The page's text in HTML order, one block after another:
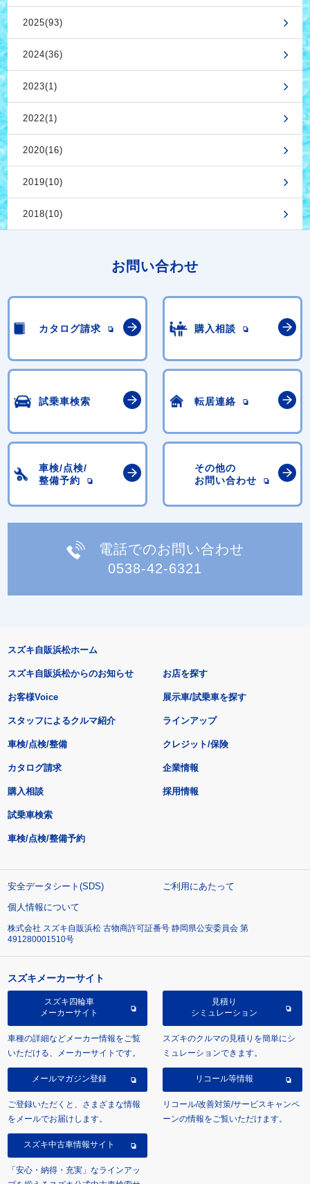
2025(93)
2024(36)
2023(1)
2022(1)
2020(16)
2019(10)
2018(10)
お問い合わせ
カタログ請求 購入相談
試乗車検索 転居連絡
車検/点検/
整備予約
その他の
お問い合わせ
電話でのお問い合わせ
0538-42-6321
スズキ自販浜松ホーム
スズキ自販浜松からのお知らせ
お客様Voice
スタッフによるクルマ紹介
お店を探す
展示車/試乗車を探す
ラインアップ
車検/点検/整備 クレジット/保険
カタログ請求
購入相談
試乗車検索
車検/点検/整備予約
企業情報
採用情報
安全データシート(SDS)
ご利用にあたって
個人情報について
株式会社 スズキ自販浜松 古物商許可証番号 静岡県公安委員会 第
491280001510号
スズキメーカーサイト
スズキ四輪車
メーカーサイト
車種の詳細などメーカー情報をご覧
いただける、メーカーサイトです。
見積り
シミュレーション
スズキのクルマの見積りを簡単にシ
ミュレーションできます。
メールマガジン登録
ご登録いただくと、さまざまな情報
をメールでお届けします。
リコール等情報
リコール/改善対策/サービスキャンペ
ーンの情報をご覧いただけます。
スズキ中古車情報サイト
「安心・納得・充実」なラインアッ